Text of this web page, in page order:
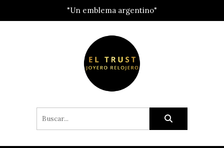
"Un emblema argentino"